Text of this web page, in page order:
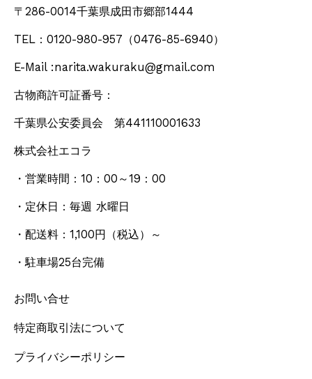
〒286-0014千葉県成田市郷部1444
TEL：0120-980-957 （0476-85-6940）
E-Mail :narita.wakuraku@gmail.com
古物商許可証番号：
千葉県公安委員会 第441110001633
株式会社エコラ
・営業時間：10：00～19：00
・定休日：毎週 水曜日
・配送料：1,100円 （税込） ～
・駐車場25台完備
お問い合せ
特定商取引法について
プライバシーポリシー